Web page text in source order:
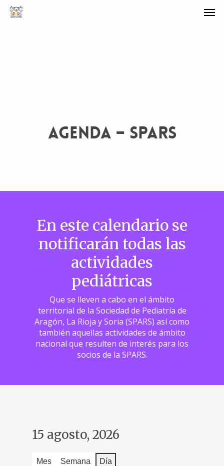
AGENDA – SPARS
En este calendario se
notificarán todas las
actividades
pediátricas
Que se lleven a cabo en el ámbito
territorial de la Sociedad de Pediatría de
Aragón, La Rioja y Soria (SPARS) así como
también aquellas actividades de ámbito
nacional que resulten de interés para los
socios de la SPARS.
15 agosto, 2026
Mes Semana Día